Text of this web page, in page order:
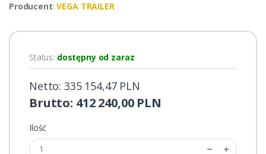
Producent:VEGA TRAILER
Status: dostępny od zaraz
Netto: 335 154,47 PLN
Brutto: 412 240,00 PLN
Ilość